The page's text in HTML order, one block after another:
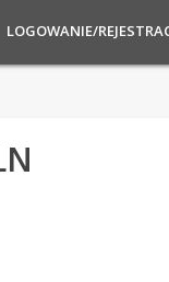
LOGOWANIE/